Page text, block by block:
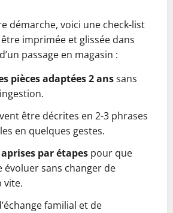
démarche, voici une check-list
imprimée et glissée dans
passage en magasin :
pièces adaptées 2 anssans
être décrites en 2-3 phrases
en quelques gestes.
aprises par étapes pour que
évoluer sans changer de
vite.
familial et de